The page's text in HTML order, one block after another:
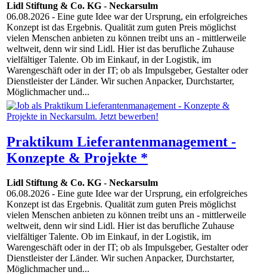
Lidl Stiftung & Co. KG - Neckarsulm
06.08.2026 - Eine gute Idee war der Ursprung, ein erfolgreiches
Konzept ist das Ergebnis. Qualität zum guten Preis möglichst
vielen Menschen anbieten zu können treibt uns an - mittlerweile
weltweit, denn wir sind Lidl. Hier ist das berufliche Zuhause
vielfältiger Talente. Ob im Einkauf, in der Logistik, im
Warengeschäft oder in der IT; ob als Impulsgeber, Gestalter oder
Dienstleister der Länder. Wir suchen Anpacker, Durchstarter,
Möglichmacher und...
Praktikum Lieferantenmanagement -
Konzepte & Projekte *
Lidl Stiftung & Co. KG - Neckarsulm
06.08.2026 - Eine gute Idee war der Ursprung, ein erfolgreiches
Konzept ist das Ergebnis. Qualität zum guten Preis möglichst
vielen Menschen anbieten zu können treibt uns an - mittlerweile
weltweit, denn wir sind Lidl. Hier ist das berufliche Zuhause
vielfältiger Talente. Ob im Einkauf, in der Logistik, im
Warengeschäft oder in der IT; ob als Impulsgeber, Gestalter oder
Dienstleister der Länder. Wir suchen Anpacker, Durchstarter,
Möglichmacher und...